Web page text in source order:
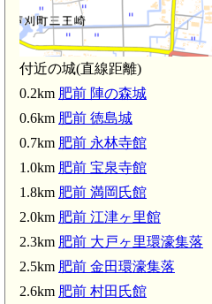
付近の城(直線距離)
0.2km 肥前 陣の森城
0.6km 肥前 徳島城
0.7km 肥前 永林寺館
1.0km 肥前 宝泉寺館
1.8km 肥前 満岡氏館
2.0km 肥前 江津ヶ里館
2.3km 肥前 大戸ヶ里環濠集落
2.5km 肥前 金田環濠集落
2.6km 肥前 村田氏館